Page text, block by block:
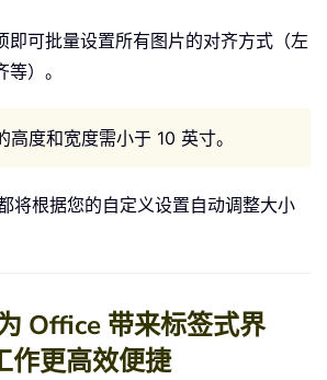
即可批量设置所有图片的对齐方式（左
）。
高度和宽度需小于 10 英寸。
将根据您的自定义设置自动调整大小
Office 带来标签式界
作更高效便捷